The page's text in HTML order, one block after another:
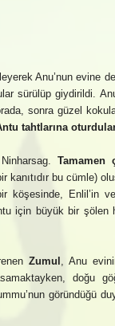
Anu’nun evine
sürülüp giydirildi.
sonra güzel
tahtlarına
Tamamen
kanıtıdır bu cümle)
köşesinde, Enlil’in
için büyük bir şölen
Zumul , Anu
doğu
göründüğü